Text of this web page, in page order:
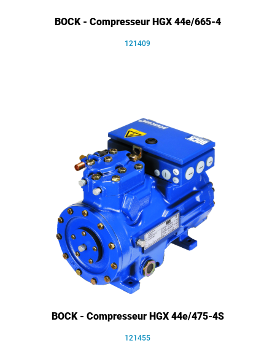
BOCK - Compresseur HGX 44e/665-4
121409
BOCK - Compresseur HGX 44e/475-4S
121455